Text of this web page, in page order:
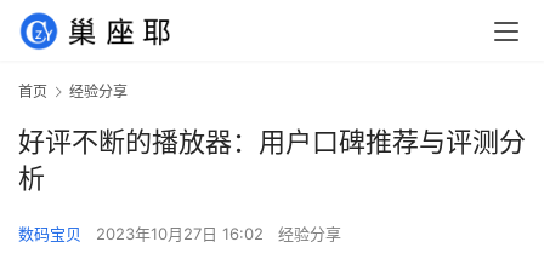
首页 经验分享
好评不断的播放器：用户口碑推荐与评测分
析
数码宝贝 2023年10月27日 16:02 经验分享